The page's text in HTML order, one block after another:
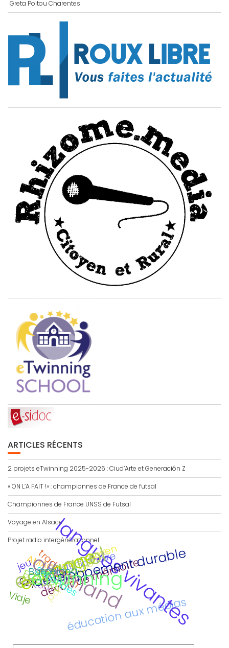
Greta Poitou Charentes
ARTICLES RÉCENTS
2 projets eTwinning 2025-2026 : Ciud’Arte et Generación Z
« ON L’A FAIT !» : championnes de France de futsal
Championnes de France UNSS de Futsal
Voyage en Alsace
Projet radio intergénérationnel
éducation aux médias
Viaje
AMAC
parcours citoyen
devoir de mémoire
interdisciplinaire
Calitom
CDI langues vivantes
jeutraduction
portes ouvertes
espagnol
échange
allemand
développement durable
Secondes
eTwinning
ECLORE
Barcelona